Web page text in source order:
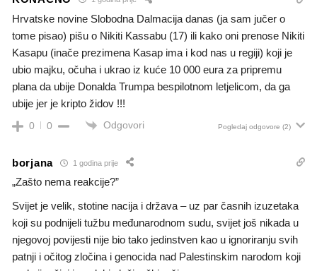
Hrvatske novine Slobodna Dalmacija danas (ja sam jučer o
tome pisao) pišu o Nikiti Kassabu (17) ili kako oni prenose Nikiti
Kasapu (inače prezimena Kasap ima i kod nas u regiji) koji je
ubio majku, očuha i ukrao iz kuće 10 000 eura za pripremu
plana da ubije Donalda Trumpa bespilotnom letjelicom, da ga
ubije jer je kripto židov !!!
0 0 Odgovori Pogledaj odgovore (2)
borjana 1 godina prije
„Zašto nema reakcije?”
Svijet je velik, stotine nacija i država – uz par časnih izuzetaka
koji su podnijeli tužbu međunarodnom sudu, svijet još nikada u
njegovoj povijesti nije bio tako jedinstven kao u ignoriranju svih
patnji i očitog zločina i genocida nad Palestinskim narodom koji